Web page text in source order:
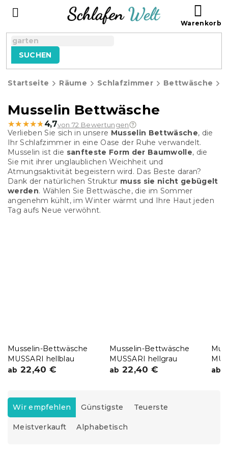
SUCHEN
Startseite Räume Schlafzimmer Bettwäsche
Musselin Bettwäsche
★★★★★
★★★★★ 4,7von 72 Bewertungen
Verlieben Sie sich in unsere Musselin Bettwäsche, die
Ihr Schlafzimmer in eine Oase der Ruhe verwandelt.
Musselin ist die sanfteste Form der Baumwolle, die
Sie mit ihrer unglaublichen Weichheit und
Atmungsaktivität begeistern wird. Das Beste daran?
Dank der natürlichen Struktur muss sie nicht gebügelt
werden. Wählen Sie Bettwäsche, die im Sommer
angenehm kühlt, im Winter wärmt und Ihre Haut jeden
Tag aufs Neue verwöhnt.
Musselin-Bettwäsche
MUSSARI hellblau
ab 22,40 €
Musselin-Bettwäsche
MUSSARI hellgrau
ab 22,40 € ab
P
o
d
Wir empfehlen Günstigste Teuerste
Meistverkauft Alphabetisch